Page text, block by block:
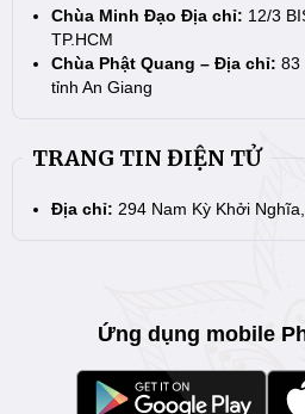
Chùa Minh Đạo Địa chỉ: 12/3
TP.HCM
Chùa Phật Quang – Địa chỉ: 83
tỉnh An Giang
TRANG TIN ĐIỆN TỬ
Địa chỉ: 294 Nam Kỳ Khởi
Ứng dụng mobile